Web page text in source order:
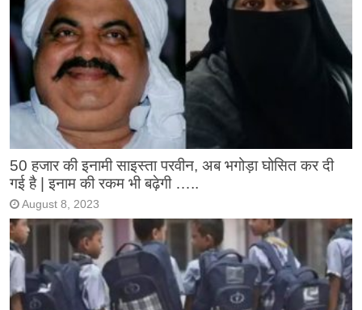
50 हजार की इनामी साइस्ता परवीन, अब भगोड़ा घोसित कर दी
गई है | इनाम की रकम भी बढ़ेगी …..
August 8, 2023